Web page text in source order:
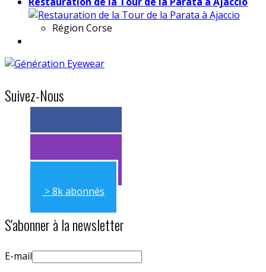
Région Corse
Suivez-Nous
> 11k abonnés
> 11k abonnés
> 8k abonnés
S'abonner à la newsletter
E-mail